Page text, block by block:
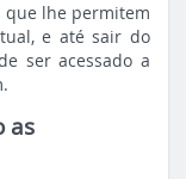
que lhe permitem
e até sair do
ser acessado a
as